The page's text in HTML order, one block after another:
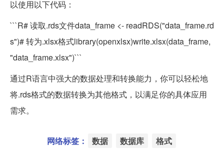
以使用以下代码：
```R# 读取.rds文件data_frame <- readRDS("data_frame.rd
s")# 转为.xlsx格式library(openxlsx)write.xlsx(data_frame,
"data_frame.xlsx")```
通过R语言中强大的数据处理和转换能力，你可以轻松地
将.rds格式的数据转换为其他格式，以满足你的具体应用
需求。
网络标签： 数据 数据库 格式